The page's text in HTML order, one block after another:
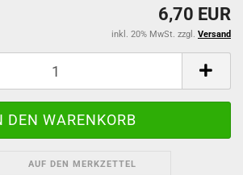
6,70 EUR
inkl. 20% MwSt. zzgl. Versand
AUF DEN MERKZETTEL